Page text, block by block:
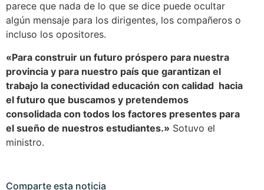
parece que nada de lo que se dice puede ocultar
algún mensaje para los dirigentes, los compañeros o
incluso los opositores.
«Para construir un futuro próspero para nuestra
provincia y para nuestro país que garantizan el
trabajo la conectividad educación con calidad hacia
el futuro que buscamos y pretendemos
consolidada con todos los factores presentes para
el sueño de nuestros estudiantes.» Sotuvo el
ministro.
Comparte esta noticia